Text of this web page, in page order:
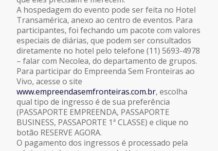
A hospedagem do evento pode ser feita no Hotel
Transamérica, anexo ao centro de eventos. Para
participantes, foi fechando um pacote com valores
especiais de diárias, que podem ser consultados
diretamente no hotel pelo telefone (11) 5693-4978
– falar com Necolea, do departamento de grupos.
Para participar do Empreenda Sem Fronteiras ao
Vivo, acesse o site
www.empreendasemfronteiras.com.br, escolha
qual tipo de ingresso é de sua preferência
(PASSAPORTE EMPREENDA, PASSAPORTE
BUSINESS, PASSAPORTE 1ª CLASSE) e clique no
botão RESERVE AGORA.
O pagamento dos ingressos é processado pela